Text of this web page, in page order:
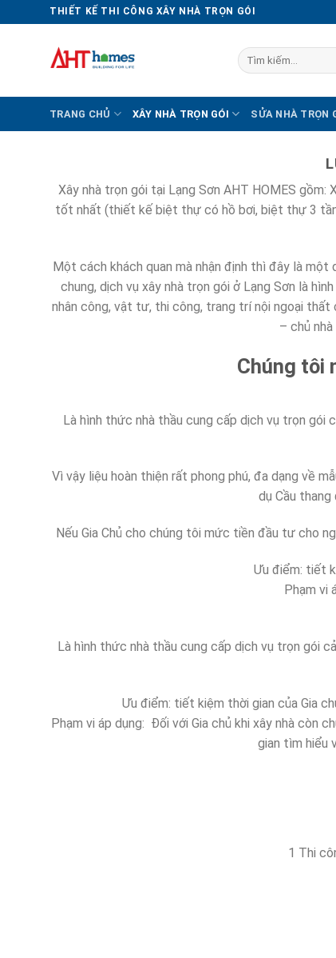
THIẾT KẾ THI CÔNG XÂY NHÀ TRỌN GÓI
Tìm
kiếm:
TRANG CHỦ XÂY NHÀ TRỌN GÓI SỬA NHÀ TRỌN
Xây nhà trọn gói tại Lạng Sơn AHT HOMES gồm:
tốt nhất (thiết kế biệt thự có hồ bơi, biệt thự 3
Một cách khách quan mà nhận định thì đây là một
chung, dịch vụ xây nhà trọn gói ở Lạng Sơn là
nhân công, vật tư, thi công, trang trí nội ngoại thất
– chủ
Chúng tôi
Là hình thức nhà thầu cung cấp dịch vụ trọn gói
Vì vậy liệu hoàn thiện rất phong phú, đa dạng về
dụ Cầu
Nếu Gia Chủ cho chúng tôi mức tiền đầu tư cho
Ưu điểm: tiết
Phạm vi
Là hình thức nhà thầu cung cấp dịch vụ trọn gói
Ưu điểm: tiết kiệm thời gian của Gia
Phạm vi áp dụng: Đối với Gia chủ khi xây nhà còn
gian tìm hiểu
1 Thi